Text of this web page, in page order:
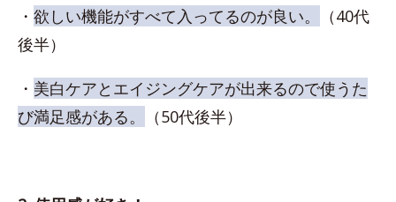
・ 欲しい機能がすべて入ってるのが良い。
（40代
後半）
・ 美白ケアとエイジングケアが出来るので使うた
び満足感がある。
（50代後半）